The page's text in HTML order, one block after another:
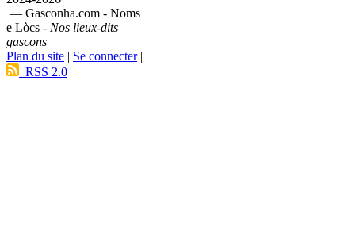
— Gasconha.com - Noms
e Lòcs - Nos lieux-dits
gascons
Plan du site | Se connecter|
RSS 2.0